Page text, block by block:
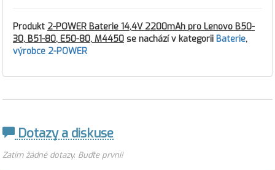
Produkt 2-POWER Baterie 14,4V 2200mAh pro Lenovo B50-
30, B51-80, E50-80, M4450 se nachází v kategorii Baterie,
výrobce 2-POWER
Dotazy a diskuse
Zatím žádné dotazy. Buďte první!